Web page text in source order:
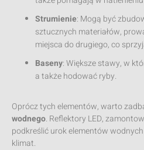
Strumienie: Mogą być
sztucznych materiałów,
miejsca do drugiego, co
Baseny: Większe stawy, w
a także hodować ryby.
Oprócz tych elementów, warto
wodnego. Reflektory LED,
podkreślić urok elementów
klimat.